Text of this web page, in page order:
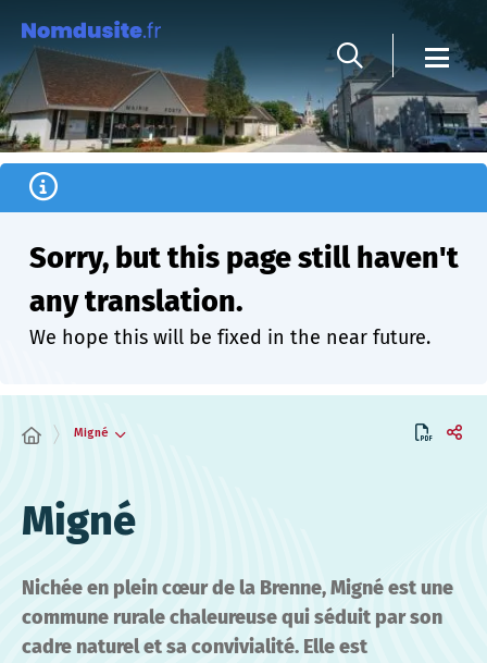
Sorry, but this page still haven't
any translation.
We hope this will be fixed in the near future.
Migné
Migné
Nichée en plein cœur de la Brenne, Migné est une
commune rurale chaleureuse qui séduit par son
cadre naturel et sa convivialité. Elle est